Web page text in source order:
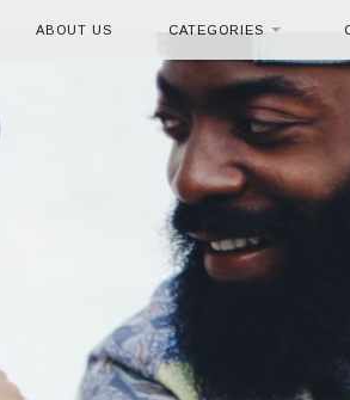
ABOUT US CATEGORIES